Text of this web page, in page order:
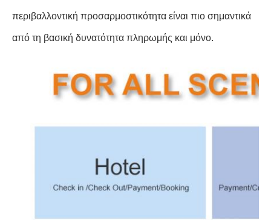
περιβαλλοντική προσαρμοστικότητα είναι πιο σημαντικά
από τη βασική δυνατότητα πληρωμής και μόνο.